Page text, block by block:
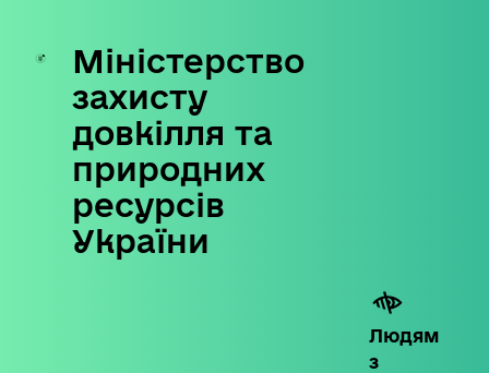
Skip
content
Міністерство
захисту
довкілля та
природних
ресурсів
України
Людям
з